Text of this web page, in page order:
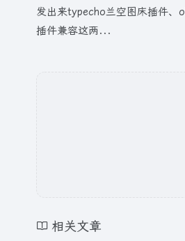
发出来typecho兰空图床插件、
插件兼容这两...
相关文章